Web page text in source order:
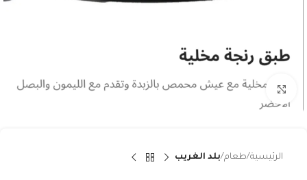
Click to enlarge
الرئيسية طعام بلد الغريب